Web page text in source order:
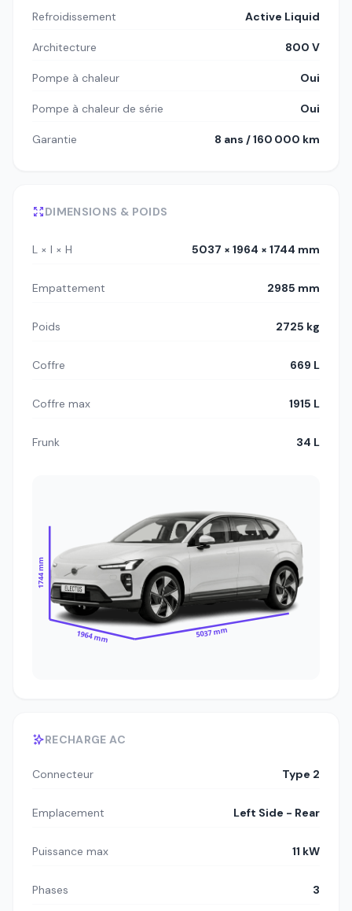
Refroidissement Active Liquid
Architecture 800 V
Pompe à chaleur Oui
Pompe à chaleur de série Oui
Garantie 8 ans / 160 000 km
DIMENSIONS & POIDS
L × l × H 5037 × 1964 × 1744 mm
Empattement 2985 mm
Poids 2725 kg
Coffre 669 L
Coffre max 1915 L
Frunk 34 L
1744 mm
1964 mm 5037 mm
RECHARGE AC
Connecteur Type 2
Emplacement Left Side - Rear
Puissance max 11 kW
Phases 3